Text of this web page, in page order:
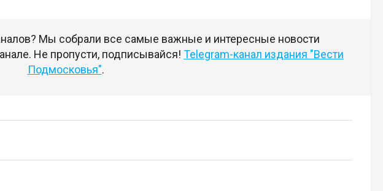
Мы собрали все самые важные и интересные новости
Не пропусти, подписывайся! Telegram-канал издания "Вести
Подмосковья".